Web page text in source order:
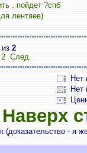
. пойдет ?спб
лентяев)
2
2 След.
Нет
Нет
Наверх
(доказательство - я